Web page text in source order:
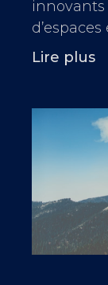
Lire plus